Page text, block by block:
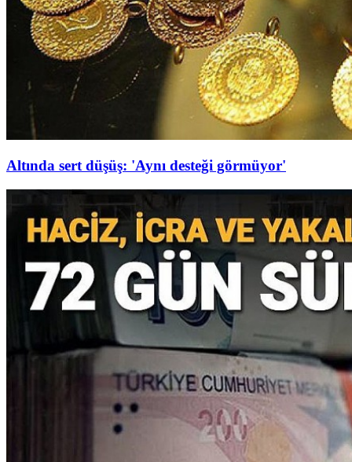
Altında sert düşüş: 'Aynı desteği görmüyor'